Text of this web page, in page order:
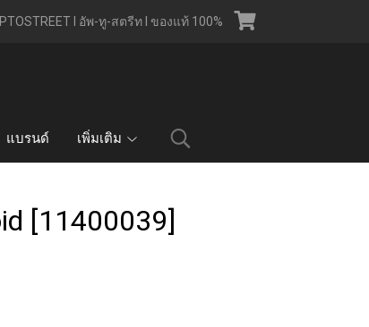
l อัพ-ทู-สตรีท l ของแท้ 100%
แบรนด์ เพิ่มเติม
[11400039]